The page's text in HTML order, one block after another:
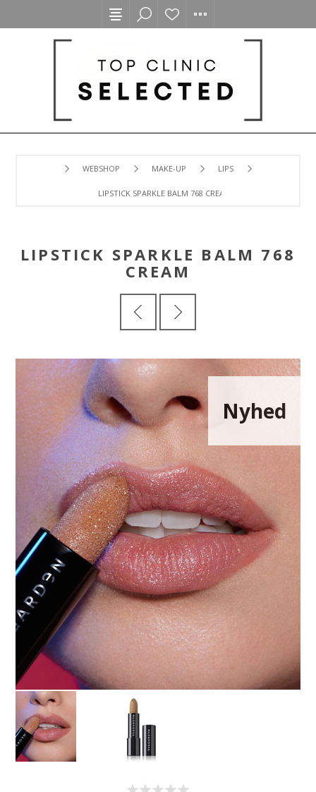
WEBSHOP MAKE-UP LIPS
LIPSTICK SPARKLE BALM 768 CREAM
LIPSTICK SPARKLE BALM 768
CREAM
Nyhed